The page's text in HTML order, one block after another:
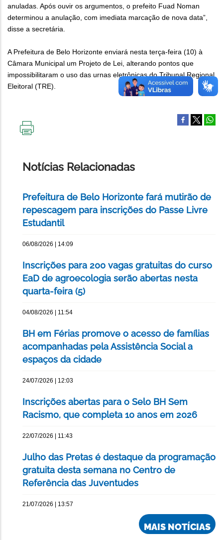
anuladas. Após ouvir os argumentos, o prefeito Fuad Noman
determinou a anulação, com imediata marcação de nova data”,
disse a secretária.
A Prefeitura de Belo Horizonte enviará nesta terça-feira (10) à
Câmara Municipal um Projeto de Lei, alterando pontos que
impossibilitaram o uso das urnas eletrônicas do Tribunal Regional
Eleitoral (TRE).
Notícias Relacionadas
Prefeitura de Belo Horizonte fará mutirão de
repescagem para inscrições do Passe Livre
Estudantil
06/08/2026 | 14:09
Inscrições para 200 vagas gratuitas do curso
EaD de agroecologia serão abertas nesta
quarta-feira (5)
04/08/2026 | 11:54
BH em Férias promove o acesso de famílias
acompanhadas pela Assistência Social a
espaços da cidade
24/07/2026 | 12:03
Inscrições abertas para o Selo BH Sem
Racismo, que completa 10 anos em 2026
22/07/2026 | 11:43
Julho das Pretas é destaque da programação
gratuita desta semana no Centro de
Referência das Juventudes
21/07/2026 | 13:57
MAIS NOTÍCIAS